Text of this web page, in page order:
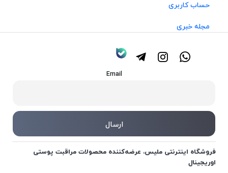
حساب کاربری
مجله خبری
Email
فروشگاه اینترنتی ملیس، عرضه‌کننده محصولات مراقبت پوستی
اوریجینال